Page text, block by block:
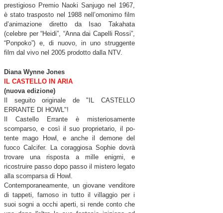
prestigioso Premio Naoki Sanjugo nel 1967,
è stato trasposto nel 1988 nell’omonimo film
d’animazione diretto da Isao Takahata
(celebre per “Heidi”, “Anna dai Capelli Rossi”,
“Ponpoko”) e, di nuovo, in uno struggente
film dal vivo nel 2005 prodotto dalla NTV.
Diana Wynne Jones
IL CASTELLO IN ARIA
(nuova edizione)
Il seguito originale de "IL CASTELLO
ERRANTE DI HOWL"!
Il Castello Errante è misteriosamente
scomparso, e così il suo proprietario, il po­
tente mago Howl, e anche il demone del
fuoco Calcifer. La coraggiosa Sophie dovrà
trovare una risposta a mille enigmi, e
ricostruire passo dopo passo il mistero legato
alla scomparsa di Howl.
Contemporaneamente, un giovane venditore
di tappeti, famoso in tutto il villaggio per i
suoi sogni a occhi aperti, si rende conto che